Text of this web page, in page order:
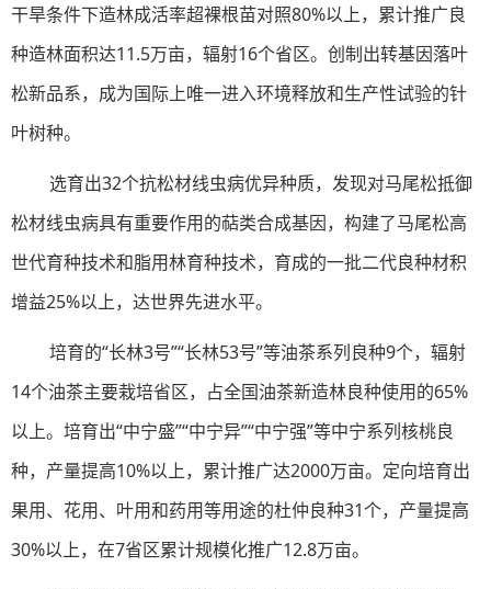
干旱条件下造林成活率超裸根苗对照80%以上，累计推广良
种造林面积达11.5万亩，辐射16个省区。创制出转基因落叶
松新品系，成为国际上唯一进入环境释放和生产性试验的针
叶树种。
选育出32个抗松材线虫病优异种质，发现对马尾松抵御
松材线虫病具有重要作用的萜类合成基因，构建了马尾松高
世代育种技术和脂用林育种技术，育成的一批二代良种材积
增益25%以上，达世界先进水平。
培育的“长林3号”“长林53号”等油茶系列良种9个，辐射
14个油茶主要栽培省区，占全国油茶新造林良种使用的65%
以上。培育出“中宁盛”“中宁异”“中宁强”等中宁系列核桃良
种，产量提高10%以上，累计推广达2000万亩。定向培育出
果用、花用、叶用和药用等用途的杜仲良种31个，产量提高
30%以上，在7省区累计规模化推广12.8万亩。